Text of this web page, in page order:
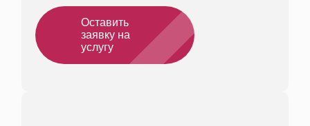
Оставить
заявку на
услугу